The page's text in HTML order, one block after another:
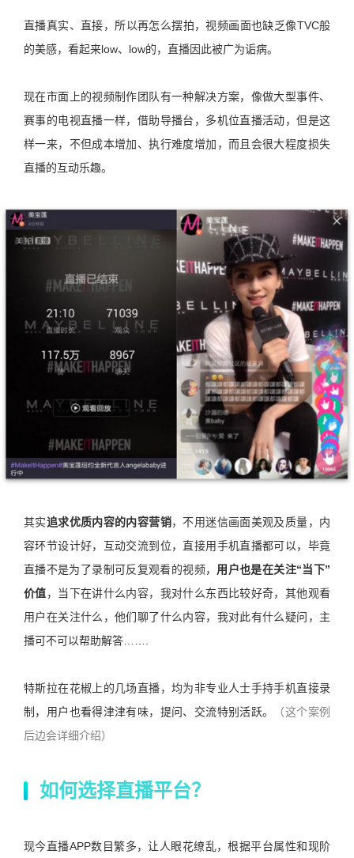
直播真实、直接，所以再怎么摆拍，视频画面也缺乏像TVC般
的美感，看起来low、low的，直播因此被广为诟病。
现在市面上的视频制作团队有一种解决方案，像做大型事件、
赛事的电视直播一样，借助导播台，多机位直播活动，但是这
样一来，不但成本增加、执行难度增加，而且会很大程度损失
直播的互动乐趣。
其实追求优质内容的内容营销，不用迷信画面美观及质量，内
容环节设计好，互动交流到位，直接用手机直播都可以，毕竟
直播不是为了录制可反复观看的视频， 用户也是在关注“当下”
价值，当下在讲什么内容，我对什么东西比较好奇，其他观看
用户在关注什么，他们聊了什么内容，我对此有什么疑问，主
播可不可以帮助解答…….
特斯拉在花椒上的几场直播，均为非专业人士手持手机直接录
制，用户也看得津津有味，提问、交流特别活跃。
（这个案例
后边会详细介绍）
如何选择直播平台？
现今直播APP数目繁多，让人眼花缭乱，根据平台属性和现阶